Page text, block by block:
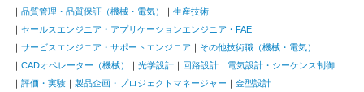
品質管理・品質保証（機械・電気）
生産技術
セールスエンジニア・アプリケーションエンジニア・FAE
サービスエンジニア・サポートエンジニア
その他技術職（機械・電気）
CADオペレーター（機械）
光学設計 回路設計
電気設計・シーケンス制御
評価・実験
製品企画・プロジェクトマネージャー
金型設計